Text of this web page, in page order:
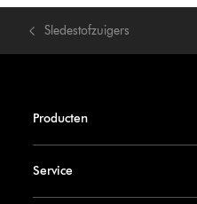
Sledestofzuigers
Producten
Service